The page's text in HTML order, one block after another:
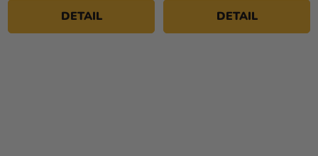
DETAIL DETAIL